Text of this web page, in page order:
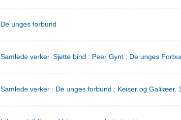
De unges forbund
Samlede verker. Sjette bind : Peer Gynt ; De unges
Samlede verker : De unges forbund ; Keiser og Galilæer.